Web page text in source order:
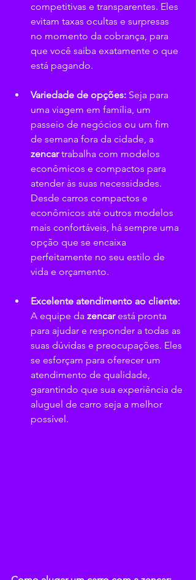
competitivas e transparentes. Eles
evitam taxas ocultas e surpresas
no momento da cobrança, para
que você saiba exatamente o que
está pagando.
Variedade de opções: Seja para
uma viagem em família, um
passeio de negócios ou um fim
de semana fora da cidade, a
zencar trabalha com modelos
econômicos e compactos para
atender às suas necessidades.
Desde carros compactos e
econômicos até outros modelos
mais confortáveis, há sempre uma
opção que se encaixa
perfeitamente no seu estilo de
vida e orçamento.
Excelente atendimento ao cliente:
A equipe da zencar está pronta
para ajudar e responder a todas as
suas dúvidas e preocupações. Eles
se esforçam para oferecer um
atendimento de qualidade,
garantindo que sua experiência de
aluguel de carro seja a melhor
possível.